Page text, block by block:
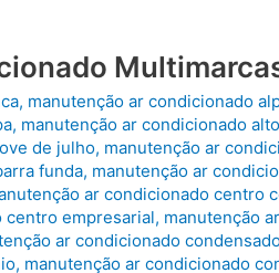
, manutenção ar condicionado
, manutenção ar condicionado
de julho, manutenção ar
funda, manutenção ar
ar condicionado centro
centro empresarial, manutenção
ar condicionado
, manutenção ar condicionado